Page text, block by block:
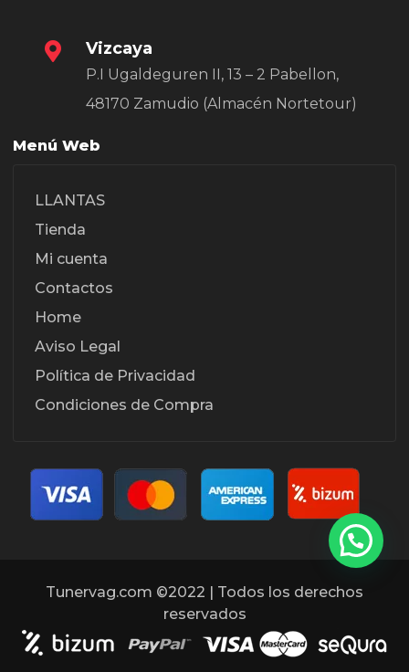
Vizcaya
P.I Ugaldeguren II, 13 – 2 Pabellon,
48170 Zamudio (Almacén Nortetour)
Menú Web
LLANTAS
Tienda
Mi cuenta
Contactos
Home
Aviso Legal
Política de Privacidad
Condiciones de Compra
Tunervag.com ©2022 | Todos los derechos
reservados